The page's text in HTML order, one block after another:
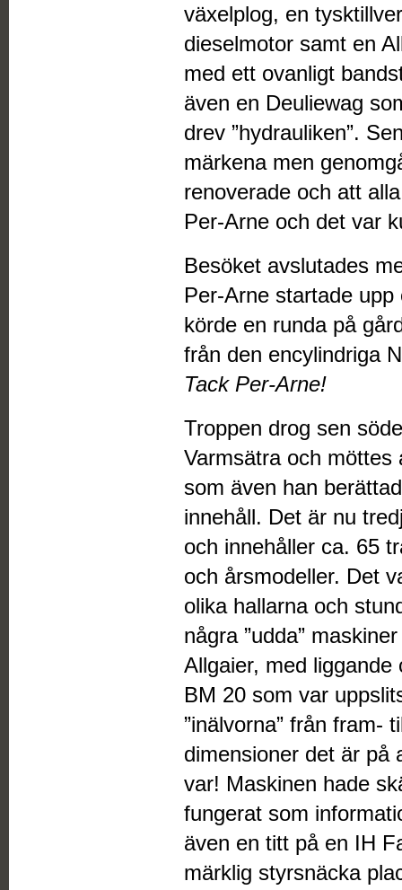
växelplog, en
dieselmotor samt en
med ett ovanligt
även en Deuliewag
drev ”hydrauliken”.
märkena men
renoverade och att
Per-Arne och det var
Besöket avslutades
Per-Arne startade
körde en runda på
från den encylindriga
Tack Per-Arne!
Troppen drog sen
Varmsätra och möttes
som även han
innehåll. Det är nu
och innehåller ca. 65
och årsmodeller. Det
olika hallarna och
några ”udda”
Allgaier, med
BM 20 som var
”inälvorna” från fram-
dimensioner det är på
var! Maskinen hade
fungerat som
även en titt på en IH
märklig styrsnäcka